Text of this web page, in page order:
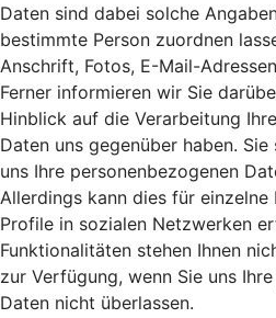
Daten sind dabei solche
bestimmte Person zuordnen
Anschrift, Fotos, E-Mail-
Ferner informieren wir Sie
Hinblick auf die Verarbeitung
Daten uns gegenüber haben.
uns Ihre personenbezogenen
Allerdings kann dies für einzelne
Profile in sozialen Netzwerken
Funktionalitäten stehen Ihnen
zur Verfügung, wenn Sie uns
Daten nicht überlassen.